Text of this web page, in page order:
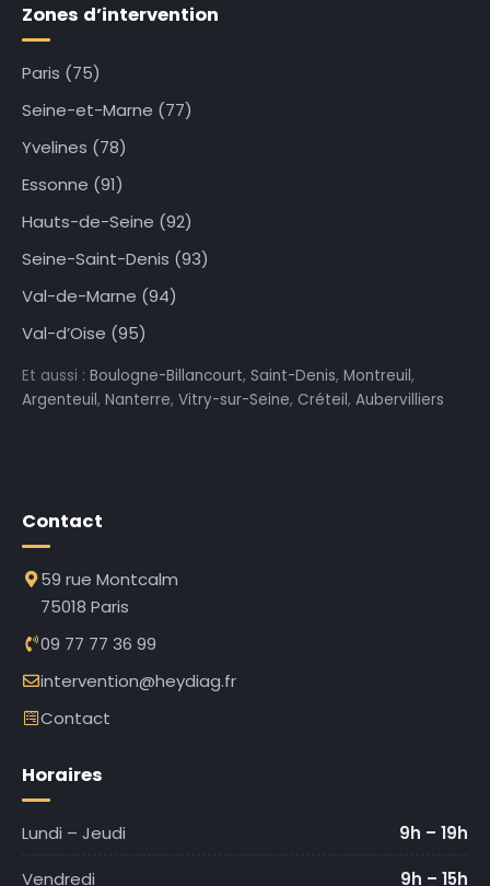
Zones d’intervention
Paris (75)
Seine-et-Marne (77)
Yvelines (78)
Essonne (91)
Hauts-de-Seine (92)
Seine-Saint-Denis (93)
Val-de-Marne (94)
Val-d’Oise (95)
Et aussi : Boulogne-Billancourt, Saint-Denis, Montreuil,
Argenteuil, Nanterre, Vitry-sur-Seine, Créteil, Aubervilliers
Contact
59 rue Montcalm
75018 Paris
09 77 77 36 99
intervention@heydiag.fr
Contact
Horaires
Lundi – Jeudi
9h – 19h
Vendredi
9h – 15h